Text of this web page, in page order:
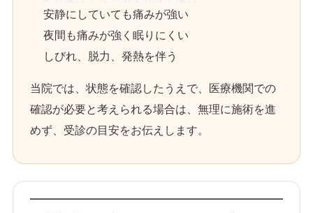
安静にしていても痛みが強い
夜間も痛みが強く眠りにくい
しびれ、脱力、発熱を伴う
当院では、状態を確認したうえで、医療機関での
確認が必要と考えられる場合は、無理に施術を進
めず、受診の目安をお伝えします。